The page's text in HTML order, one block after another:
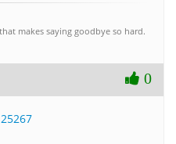
makes saying goodbye so hard.
0
25267